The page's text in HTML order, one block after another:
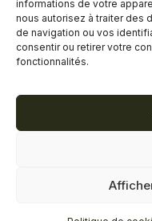
informations de votre
nous autorisez à traiter des
de navigation ou vos
consentir ou retirer votre
fonctionnalités.
Lundi au mercredi
Jeudi
Vendredi
Dimanche
Termes et conditions